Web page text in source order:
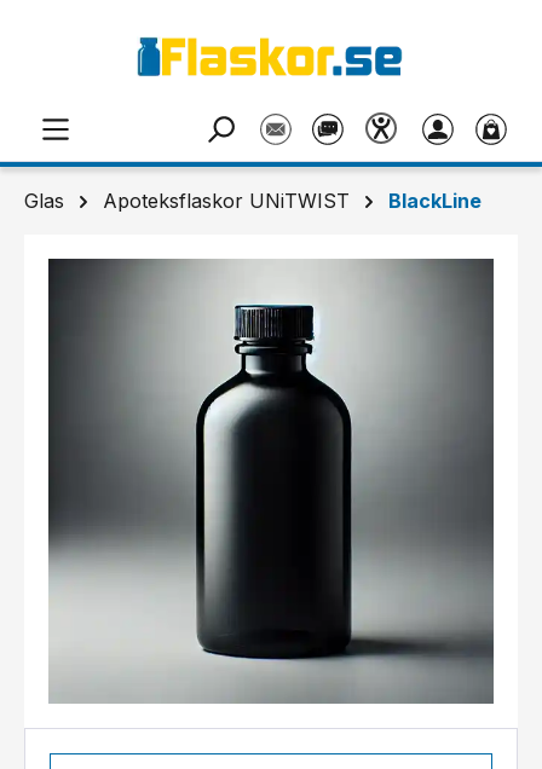
Glas Apoteksflaskor UNiTWIST BlackLine